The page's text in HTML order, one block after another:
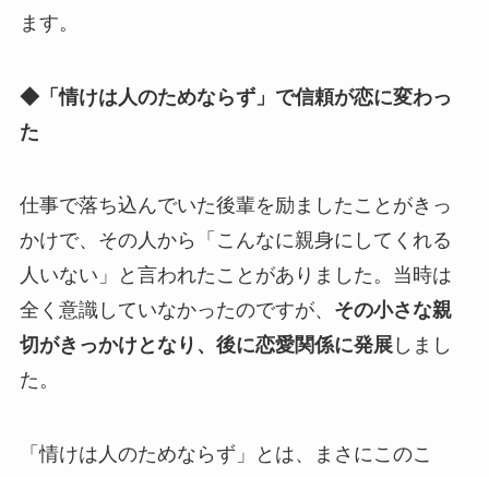
ます。
◆「情けは人のためならず」で信頼が恋に変わっ
た
仕事で落ち込んでいた後輩を励ましたことがきっ
かけで、その人から「こんなに親身にしてくれる
人いない」と言われたことがありました。当時は
全く意識していなかったのですが、 その小さな親
切がきっかけとなり、後に恋愛関係に発展しまし
た。
「情けは人のためならず」とは、まさにこのこ